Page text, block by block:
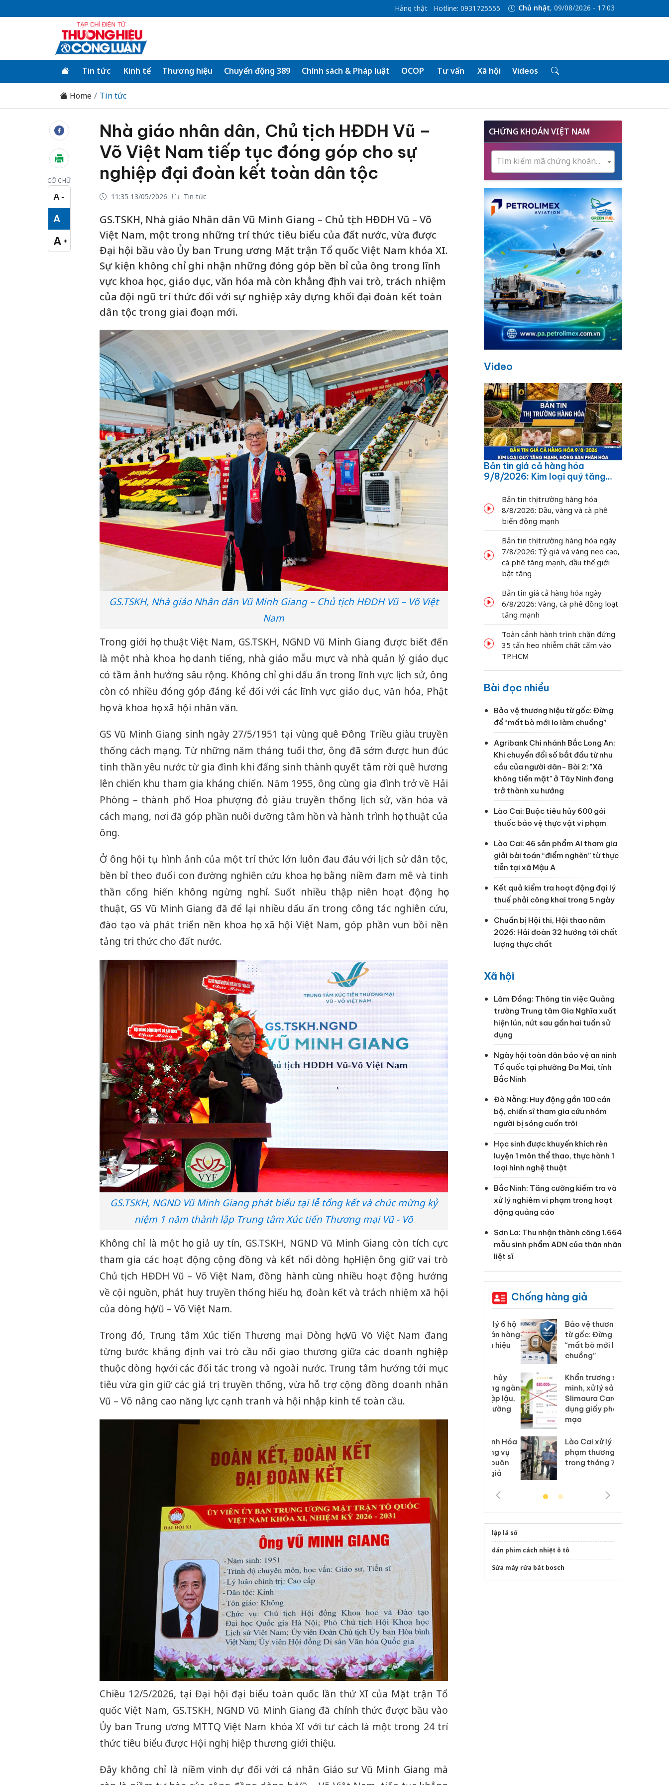
Hàng thật Hotline: 0931725555 Chủ nhật, 09/08/2026 - 17:03
Tin tức Kinh tế Thương hiệu Chuyển động 389 Chính sách & Pháp luật OCOP Tư vấn Xã hội Videos
Home Tin tức
CỠ CHỮ
A −
Cỡ chữ nhỏ
A
Cỡ chữ vừa
A +
Cỡ chữ lớn
Nhà giáo nhân dân, Chủ tịch HĐDH Vũ –
Võ Việt Nam tiếp tục đóng góp cho sự
nghiệp đại đoàn kết toàn dân tộc
11:35 13/05/2026 Tin tức
GS.TSKH, Nhà giáo Nhân dân Vũ Minh Giang – Chủ tịch HĐDH Vũ – Võ
Việt Nam, một trong những trí thức tiêu biểu của đất nước, vừa được
Đại hội bầu vào Ủy ban Trung ương Mặt trận Tổ quốc Việt Nam khóa XI.
Sự kiện không chỉ ghi nhận những đóng góp bền bỉ của ông trong lĩnh
vực khoa học, giáo dục, văn hóa mà còn khẳng định vai trò, trách nhiệm
của đội ngũ trí thức đối với sự nghiệp xây dựng khối đại đoàn kết toàn
dân tộc trong giai đoạn mới.
GS.TSKH, Nhà giáo Nhân dân Vũ Minh Giang – Chủ tịch HĐDH Vũ – Võ Việt
Nam
Trong giới học thuật Việt Nam, GS.TSKH, NGND Vũ Minh Giang được biết đến
là một nhà khoa học danh tiếng, nhà giáo mẫu mực và nhà quản lý giáo dục
có tầm ảnh hưởng sâu rộng. Không chỉ ghi dấu ấn trong lĩnh vực lịch sử, ông
còn có nhiều đóng góp đáng kể đối với các lĩnh vực giáo dục, văn hóa, Phật
học và khoa học xã hội nhân văn.
GS Vũ Minh Giang sinh ngày 27/5/1951 tại vùng quê Đông Triều giàu truyền
thống cách mạng. Từ những năm tháng tuổi thơ, ông đã sớm được hun đúc
tinh thần yêu nước từ gia đình khi đấng sinh thành quyết tâm rời quê hương
lên chiến khu tham gia kháng chiến. Năm 1955, ông cùng gia đình trở về Hải
Phòng – thành phố Hoa phượng đỏ giàu truyền thống lịch sử, văn hóa và
cách mạng, nơi đã góp phần nuôi dưỡng tâm hồn và hành trình học thuật của
ông.
Ở ông hội tụ hình ảnh của một trí thức lớn luôn đau đáu với lịch sử dân tộc,
bền bỉ theo đuổi con đường nghiên cứu khoa học bằng niềm đam mê và tinh
thần cống hiến không ngừng nghỉ. Suốt nhiều thập niên hoạt động học
thuật, GS Vũ Minh Giang đã để lại nhiều dấu ấn trong công tác nghiên cứu,
đào tạo và phát triển nền khoa học xã hội Việt Nam, góp phần vun bồi nền
tảng tri thức cho đất nước.
GS.TSKH, NGND Vũ Minh Giang phát biểu tại lễ tổng kết và chúc mừng kỷ
niệm 1 năm thành lập Trung tâm Xúc tiến Thương mại Vũ - Võ
Không chỉ là một học giả uy tín, GS.TSKH, NGND Vũ Minh Giang còn tích cực
tham gia các hoạt động cộng đồng và kết nối dòng họ. Hiện ông giữ vai trò
Chủ tịch HĐDH Vũ – Võ Việt Nam, đồng hành cùng nhiều hoạt động hướng
về cội nguồn, phát huy truyền thống hiếu học, đoàn kết và trách nhiệm xã hội
của dòng họ Vũ – Võ Việt Nam.
Trong đó, Trung tâm Xúc tiến Thương mại Dòng họ Vũ Võ Việt Nam đang
từng bước khẳng định vai trò cầu nối giao thương giữa các doanh nghiệp
thuộc dòng họ với các đối tác trong và ngoài nước. Trung tâm hướng tới mục
tiêu vừa gìn giữ các giá trị truyền thống, vừa hỗ trợ cộng đồng doanh nhân
Vũ – Võ nâng cao năng lực cạnh tranh và hội nhập kinh tế toàn cầu.
Chiều 12/5/2026, tại Đại hội đại biểu toàn quốc lần thứ XI của Mặt trận Tổ
quốc Việt Nam, GS.TSKH, NGND Vũ Minh Giang đã chính thức được bầu vào
Ủy ban Trung ương MTTQ Việt Nam khóa XI với tư cách là một trong 24 trí
thức tiêu biểu được Hội nghị hiệp thương giới thiệu.
Đây không chỉ là niềm vinh dự đối với cá nhân Giáo sư Vũ Minh Giang mà
CHỨNG KHOÁN VIỆT NAM
Tìm kiếm mã chứng khoán...
Video
Bản tin giá cả hàng hóa
9/8/2026: Kim loại quý tăng
Bản tin thị trường hàng hóa
8/8/2026: Dầu, vàng và cà phê
biến động mạnh
Bản tin thị trường hàng hóa ngày
7/8/2026: Tỷ giá và vàng neo cao,
cà phê tăng mạnh, dầu thế giới
bật tăng
Bản tin giá cả hàng hóa ngày
6/8/2026: Vàng, cà phê đồng loạt
tăng mạnh
Toàn cảnh hành trình chặn đứng
35 tấn heo nhiễm chất cấm vào
TP.HCM
Bài đọc nhiều
Bảo vệ thương hiệu từ gốc: Đừng
để “mất bò mới lo làm chuồng”
Agribank Chi nhánh Bắc Long An:
Khi chuyển đổi số bắt đầu từ nhu
cầu của người dân- Bài 2: "Xã
không tiền mặt" ở Tây Ninh đang
trở thành xu hướng
Lào Cai: Buộc tiêu hủy 600 gói
thuốc bảo vệ thực vật vi phạm
Lào Cai: 46 sản phẩm AI tham gia
giải bài toán “điểm nghẽn” từ thực
tiễn tại xã Mậu A
Kết quả kiểm tra hoạt động đại lý
thuế phải công khai trong 5 ngày
Chuẩn bị Hội thi, Hội thao năm
2026: Hải đoàn 32 hướng tới chất
lượng thực chất
Xã hội
Lâm Đồng: Thông tin việc Quảng
trường Trung tâm Gia Nghĩa xuất
hiện lún, nứt sau gần hai tuần sử
dụng
Ngày hội toàn dân bảo vệ an ninh
Tổ quốc tại phường Đa Mai, tỉnh
Bắc Ninh
Đà Nẵng: Huy động gần 100 cán
bộ, chiến sĩ tham gia cứu nhóm
người bị sóng cuốn trôi
Học sinh được khuyến khích rèn
luyện 1 môn thể thao, thực hành 1
loại hình nghệ thuật
Bắc Ninh: Tăng cường kiểm tra và
xử lý nghiêm vi phạm trong hoạt
động quảng cáo
Sơn La: Thu nhận thành công 1.664
mẫu sinh phẩm ADN của thân nhân
liệt sĩ
Chống hàng giả
kinh doanh bán hàng
Adidas, Nike
công khai hàng ngàn
kinh doanh
tìm bị hại trong vụ
án sản xuất, buôn
bán yến sào giả
Bảo vệ thương hiệu
từ gốc: Đừng để
“mất bò mới lo làm
chuồng”
Khẩn trương xác
minh, xử lý sản phẩm
Slimaura Care x3 sử
dụng giấy phép giả
mạo
Lào Cai xử lý 83 vụ vi
phạm thương mại
trong tháng 7
lập lá số
dán phim cách nhiệt ô tô
Sửa máy rửa bát bosch